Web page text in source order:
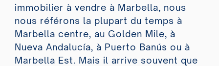
immobilier à vendre à Marbella, nous
nous référons la plupart du temps à
Marbella centre, au Golden Mile, à
Nueva Andalucía, à Puerto Banús ou à
Marbella Est. Mais il arrive souvent que